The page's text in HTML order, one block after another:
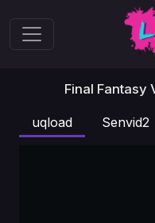
Final Fantasy
uqload Senvid2